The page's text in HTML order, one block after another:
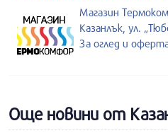
Магазин
Казанлък, ул.
За оглед и
Още новини от